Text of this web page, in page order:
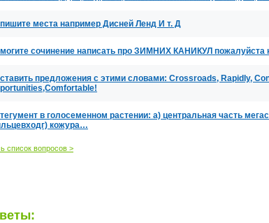
места например Дисней Ленд И т. Д
сочинение написать про ЗИМНИХ КАНИКУЛ пожалуйста
предложения с этими словами: Crossroads, Rapidly,
в голосеменном растении: а) центральная часть
кожура…
список вопросов >